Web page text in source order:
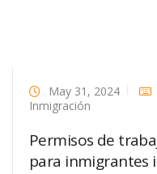
May 31, 2024
Inmigración
Permisos de
para inmigrantes